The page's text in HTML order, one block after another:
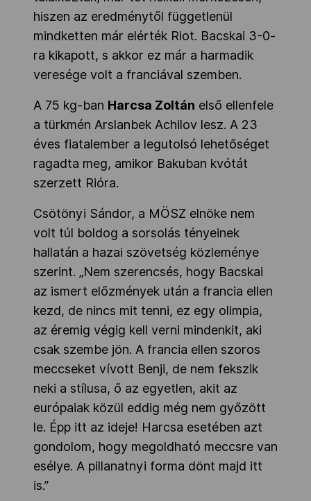
hiszen az eredménytől függetlenül
mindketten már elérték Riot. Bacskai 3-0-
ra kikapott, s akkor ez már a harmadik
veresége volt a franciával szemben.
A 75 kg-ban Harcsa Zoltán első ellenfele
a türkmén Arslanbek Achilov lesz. A 23
éves fiatalember a legutolsó lehetőséget
ragadta meg, amikor Bakuban kvótát
szerzett Rióra.
Csötönyi Sándor, a MÖSZ elnöke nem
volt túl boldog a sorsolás tényeinek
hallatán a hazai szövetség közleménye
szerint. „Nem szerencsés, hogy Bacskai
az ismert előzmények után a francia ellen
kezd, de nincs mit tenni, ez egy olimpia,
az éremig végig kell verni mindenkit, aki
csak szembe jön. A francia ellen szoros
meccseket vívott Benji, de nem fekszik
neki a stílusa, ő az egyetlen, akit az
európaiak közül eddig még nem győzött
le. Épp itt az ideje! Harcsa esetében azt
gondolom, hogy megoldható meccsre van
esélye. A pillanatnyi forma dönt majd itt
is.”